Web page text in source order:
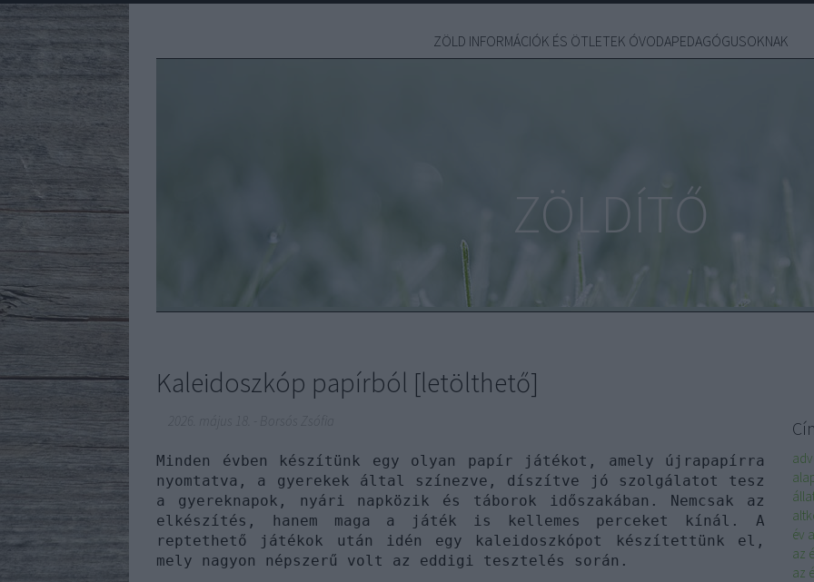
ZÖLD INFORMÁCIÓK ÉS ÖTLETEK ÓVODAPEDAGÓGUSOKNAK
ZÖLDÍTŐ
Kaleidoszkóp papírból [letölthető]
Minden évben készítünk egy olyan papír játékot, amely újrapapírra
nyomtatva, a gyerekek által színezve, díszítve jó szolgálatot tesz
a gyereknapok, nyári napközik és táborok időszakában. Nemcsak az
elkészítés, hanem maga a játék is kellemes perceket kínál. A
reptethető játékok után idén egy kaleidoszkópot készítettünk el,
mely nagyon népszerű volt az eddigi tesztelés során.
év
az
az